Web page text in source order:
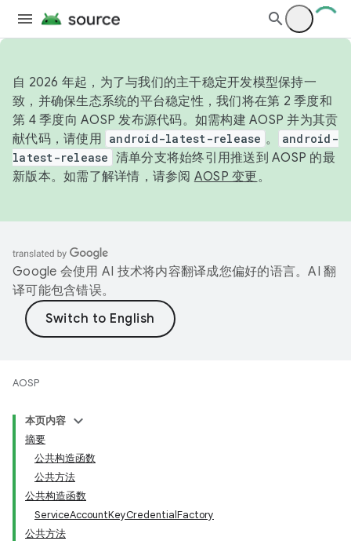
自 2026 年起，为了与我们的主干稳定开发模型保持一
致，并确保生态系统的平台稳定性，我们将在第 2 季度和
第 4 季度向 AOSP 发布源代码。如需构建 AOSP 并为其贡
献代码，请使用 android-latest-release 。
android-
latest-release 清单分支将始终引用推送到 AOSP 的最
新版本。如需了解详情，请参阅 AOSP 变更。
Google 会使用 AI 技术将内容翻译成您偏好的语言。AI 翻
译可能包含错误。
AOSP
本页内容
摘要
公共构造函数
公共方法
公共构造函数
ServiceAccountKeyCredentialFactory
公共方法